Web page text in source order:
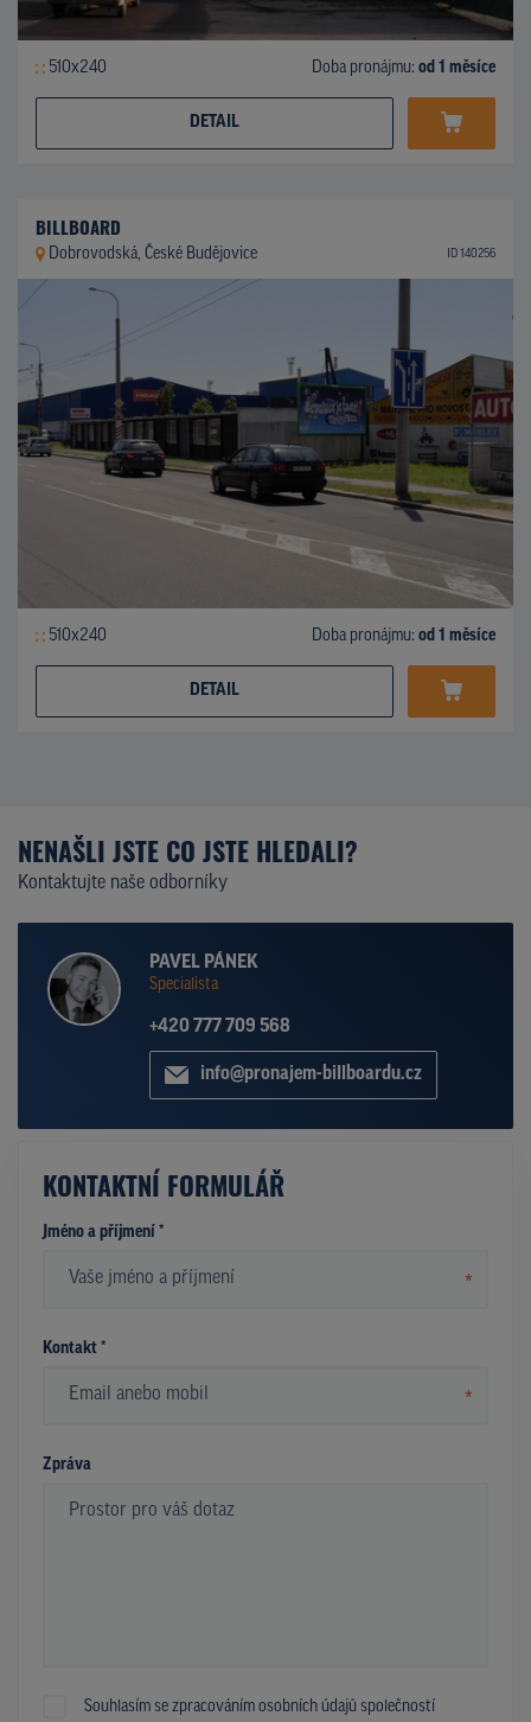
510x240 Doba pronájmu: od 1 měsíce
DETAIL
BILLBOARD
Dobrovodská, České Budějovice ID 140256
510x240 Doba pronájmu: od 1 měsíce
DETAIL
NENAŠLI JSTE CO JSTE HLEDALI?
Kontaktujte naše odborníky
PAVEL PÁNEK
Specialista
+420 777 709 568
info@pronajem-billboardu.cz
KONTAKTNÍ FORMULÁŘ
Jméno a příjmení *
*
Kontakt *
*
Zpráva
Souhlasím se zpracováním osobních údajů společností